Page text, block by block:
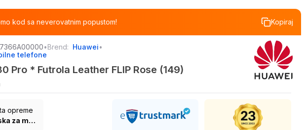
kod sa neverovatnim popustom! Kopiraj
•Brend: Huawei•
telefone
Pro * Futrola Leather FLIP Rose (149)
opreme
Maska za mobilni telefon